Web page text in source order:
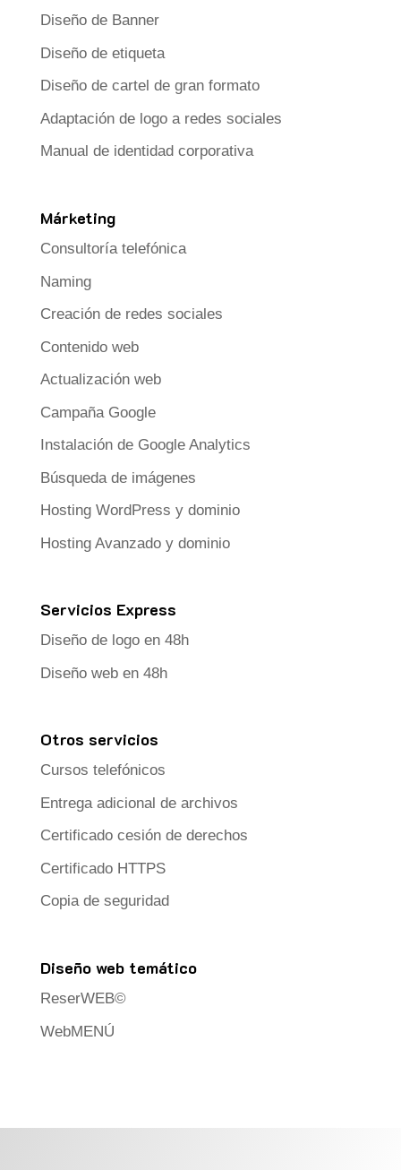
Diseño de Banner
Diseño de etiqueta
Diseño de cartel de gran formato
Adaptación de logo a redes sociales
Manual de identidad corporativa
Márketing
Consultoría telefónica
Naming
Creación de redes sociales
Contenido web
Actualización web
Campaña Google
Instalación de Google Analytics
Búsqueda de imágenes
Hosting WordPress y dominio
Hosting Avanzado y dominio
Servicios Express
Diseño de logo en 48h
Diseño web en 48h
Otros servicios
Cursos telefónicos
Entrega adicional de archivos
Certificado cesión de derechos
Certificado HTTPS
Copia de seguridad
Diseño web temático
ReserWEB©
WebMENÚ